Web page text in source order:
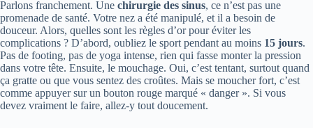
Parlons franchement. Une chirurgie des sinus, ce n’est pas une
promenade de santé. Votre nez a été manipulé, et il a besoin de
douceur. Alors, quelles sont les règles d’or pour éviter les
complications ? D’abord, oubliez le sport pendant au moins 15 jours.
Pas de footing, pas de yoga intense, rien qui fasse monter la pression
dans votre tête. Ensuite, le mouchage. Oui, c’est tentant, surtout quand
ça gratte ou que vous sentez des croûtes. Mais se moucher fort, c’est
comme appuyer sur un bouton rouge marqué « danger ». Si vous
devez vraiment le faire, allez-y tout doucement.